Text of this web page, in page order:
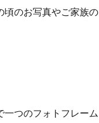
頃のお写真やご家族の
つのフォトフレーム